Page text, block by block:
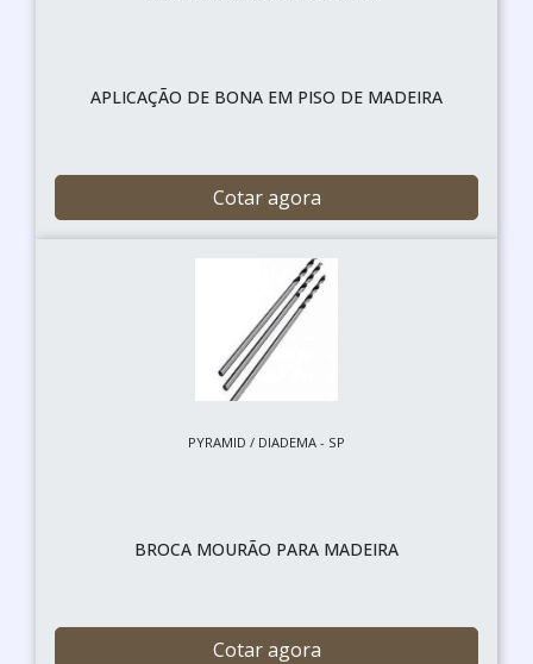
APLICAÇÃO DE BONA EM PISO DE MADEIRA
Cotar agora
PYRAMID / DIADEMA - SP
BROCA MOURÃO PARA MADEIRA
Cotar agora